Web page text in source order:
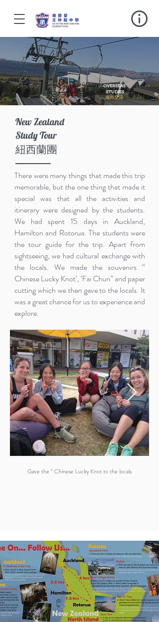
OVERSEAS
STUDIES
海外交流
New Zealand
​Study Tour
紐西蘭團
There were many things that made this trip
memorable, but the one thing that made it
special was that all the activities and
itinerary were designed by the students.
We had spent 15 days in Auckland,
Hamilton and Rotorua. The students were
the tour guide for the trip. Apart from
sightseeing, we had cultural exchange with
the locals. We made the souvenirs “
Chinese Lucky Knot’, ‘Fai Chun” and paper
cutting which we then gave to the locals. It
was a great chance for us to experience and
explore.
Gave the “ Chinese Lucky Knot to the locals